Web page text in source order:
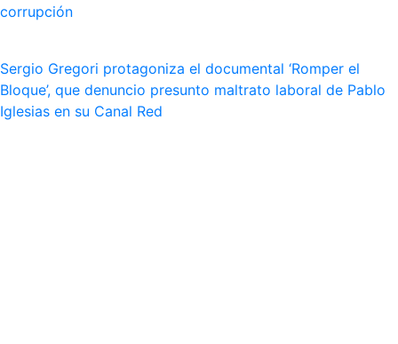
corrupción
Sergio Gregori protagoniza el documental ‘Romper el
Bloque’, que denuncio presunto maltrato laboral de Pablo
Iglesias en su Canal Red